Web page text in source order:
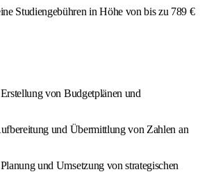
Studiengebühren in Höhe von bis zu 789 €
von Budgetplänen und
und Übermittlung von Zahlen an
und Umsetzung von strategischen